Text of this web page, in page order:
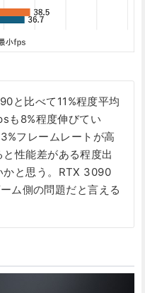
と比べて11%程度平均
も8%程度伸びてい
フレームレートが高
性能差がある程度出
かと思う。RTX 3090
ム側の問題だと言える